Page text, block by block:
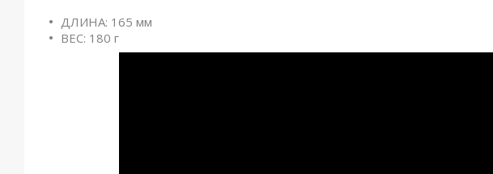
ДЛИНА: 165 мм
ВЕС: 180 г